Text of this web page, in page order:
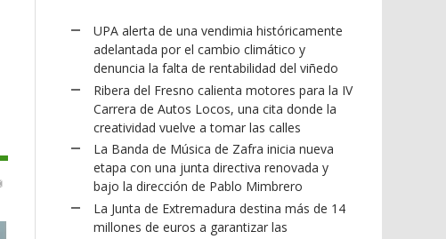
UPA alerta de una vendimia históricamente
adelantada por el cambio climático y
denuncia la falta de rentabilidad del viñedo
Ribera del Fresno calienta motores para la IV
Carrera de Autos Locos, una cita donde la
creatividad vuelve a tomar las calles
La Banda de Música de Zafra inicia nueva
etapa con una junta directiva renovada y
bajo la dirección de Pablo Mimbrero
La Junta de Extremadura destina más de 14
millones de euros a garantizar las